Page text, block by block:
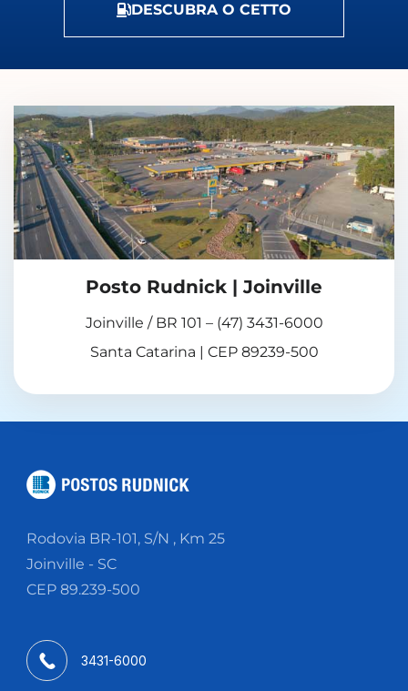
DESCUBRA O CETTO
Posto Rudnick | Joinville
Joinville / BR 101 – (47) 3431-6000
Santa Catarina | CEP 89239-500
Rodovia BR-101, S/N , Km 25
Joinville - SC
CEP 89.239-500
3431-6000